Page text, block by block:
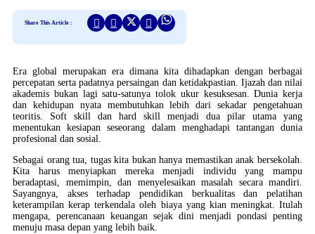
Share This Article :
Era global merupakan era dimana kita dihadapkan dengan berbagai
percepatan serta padatnya persaingan dan ketidakpastian. Ijazah dan nilai
akademis bukan lagi satu-satunya tolok ukur kesuksesan. Dunia kerja
dan kehidupan nyata membutuhkan lebih dari sekadar pengetahuan
teoritis. Soft skill dan hard skill menjadi dua pilar utama yang
menentukan kesiapan seseorang dalam menghadapi tantangan dunia
profesional dan sosial.
Sebagai orang tua, tugas kita bukan hanya memastikan anak bersekolah.
Kita harus menyiapkan mereka menjadi individu yang mampu
beradaptasi, memimpin, dan menyelesaikan masalah secara mandiri.
Sayangnya, akses terhadap pendidikan berkualitas dan pelatihan
keterampilan kerap terkendala oleh biaya yang kian meningkat. Itulah
mengapa, perencanaan keuangan sejak dini menjadi pondasi penting
menuju masa depan yang lebih baik.